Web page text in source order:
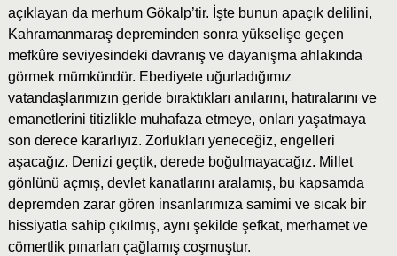
açıklayan da merhum Gökalp’tir. İşte bunun apaçık delilini,
Kahramanmaraş depreminden sonra yükselişe geçen
mefkûre seviyesindeki davranış ve dayanışma ahlakında
görmek mümkündür. Ebediyete uğurladığımız
vatandaşlarımızın geride bıraktıkları anılarını, hatıralarını ve
emanetlerini titizlikle muhafaza etmeye, onları yaşatmaya
son derece kararlıyız. Zorlukları yeneceğiz, engelleri
aşacağız. Denizi geçtik, derede boğulmayacağız. Millet
gönlünü açmış, devlet kanatlarını aralamış, bu kapsamda
depremden zarar gören insanlarımıza samimi ve sıcak bir
hissiyatla sahip çıkılmış, aynı şekilde şefkat, merhamet ve
cömertlik pınarları çağlamış coşmuştur.